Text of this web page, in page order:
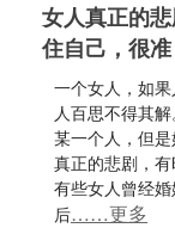
女人真正的
住自己，很准
一个女人，如
人百思不得其
某一个人，但
真正的悲剧，
有些女人曾经
后……更多